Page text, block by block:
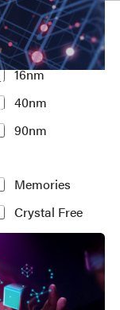
most
7nm
16nm
40nm
90nm
Memories
Crystal Free